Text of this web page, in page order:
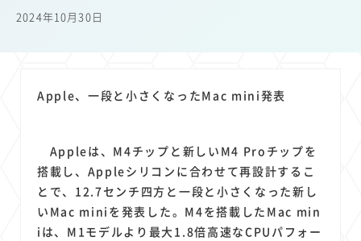
11
電子マネー 6 ワイモバイル 6 モバイルルーター 6 新幹線
OpenAI 3 Firefly 3 DALL-E 3 Mid Journey 3 Claude 3
オフィスビル 3 マイナポイント 3 海外料金 3 学割 3
Anthropic Perplexity 2 YouTube 2 iPad 2 リスク X 2
Genspark 2 配車アプリ フードデリバリー 2 TikTok 2
2024年10月30日
Apple、一段と小さくなったMac mini発表
Appleは、M4チップと新しいM4 Proチップを
搭載し、Appleシリコンに合わせて再設計するこ
とで、12.7センチ四方と一段と小さくなった新し
いMac miniを発表した。M4を搭載したMac min
iは、M1モデルより最大1.8倍高速なCPUパフォー